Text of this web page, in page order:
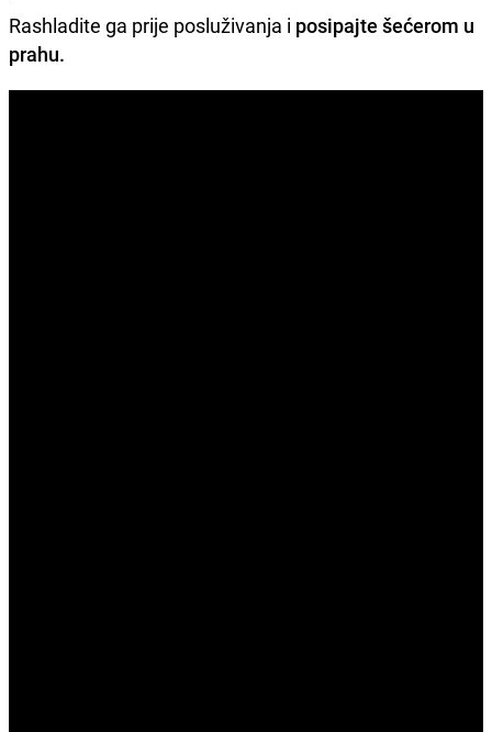
Rashladite ga prije posluživanja i posipajte šećerom u
prahu.